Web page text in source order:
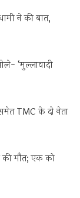
ने की बात,
‘मुल्लावादी
TMC के दो नेता
की मौत; एक को